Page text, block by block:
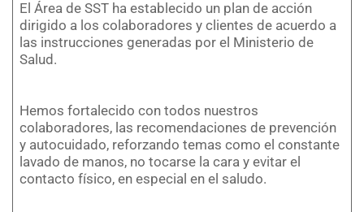
El Área de SST ha establecido un plan de acción
dirigido a los colaboradores y clientes de acuerdo a
las instrucciones generadas por el Ministerio de
Salud.
Hemos fortalecido con todos nuestros
colaboradores, las recomendaciones de prevención
y autocuidado, reforzando temas como el constante
lavado de manos, no tocarse la cara y evitar el
contacto físico, en especial en el saludo.